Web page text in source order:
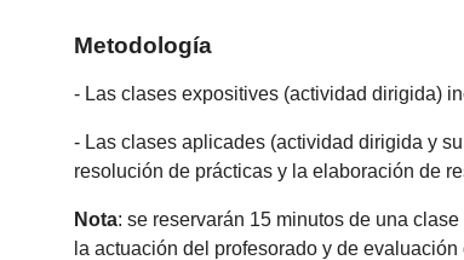
Metodología
- Las clases expositives (actividad dirigida)
- Las clases aplicades (actividad dirigida y
resolución de prácticas y la elaboración de
Nota: se reservarán 15 minutos de una
la actuación del profesorado y de